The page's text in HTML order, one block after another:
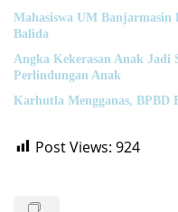
Mahasiswa UM
Balida
Angka Kekerasan Anak Jadi
Perlindungan Anak
Karhutla Mengganas, BPBD
Post Views: 924